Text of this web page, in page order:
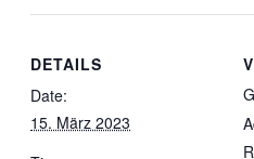
DETAILS
Date:
15. März 2023